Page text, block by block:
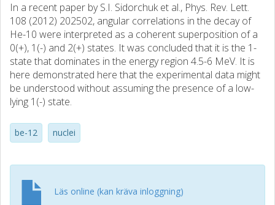
In a recent paper by S.I. Sidorchuk et al., Phys. Rev. Lett.
108 (2012) 202502, angular correlations in the decay of
He-10 were interpreted as a coherent superposition of a
0(+), 1(-) and 2(+) states. It was concluded that it is the 1-
state that dominates in the energy region 4.5-6 MeV. It is
here demonstrated here that the experimental data might
be understood without assuming the presence of a low-
lying 1(-) state.
be-12 nuclei
Läs online (kan kräva inloggning)